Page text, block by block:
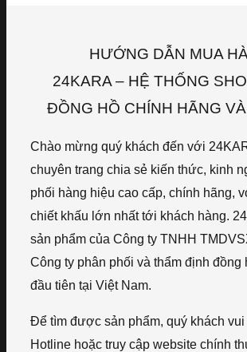
HƯỚNG DẪN MUA
24KARA – HỆ THỐNG
ĐỒNG HỒ CHÍNH HÃNG
Chào mừng quý khách đến với
chuyên trang chia sẻ kiến thức, kinh
phối hàng hiệu cao cấp, chính hãng,
chiết khấu lớn nhất tới khách hàng.
sản phẩm của Công ty TNHH
Công ty phân phối và thẩm định đồng
đầu tiên tại Việt Nam.
Để tìm được sản phẩm, quý khách
Hotline hoặc truy cập website chính